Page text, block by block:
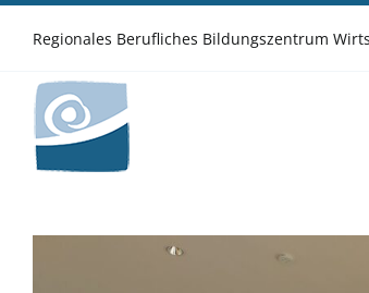
Zum
InhaltRegionales Berufliches Bildungszentrum